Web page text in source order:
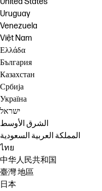
Uruguay
Venezuela
Việt Nam
Ελλάδα
България
Казахстан
Србија
Україна
ישראל
الشرق الأوسط
المملكة العربية السعودية
ไทย
中华人民共和国
臺灣 地區
日本